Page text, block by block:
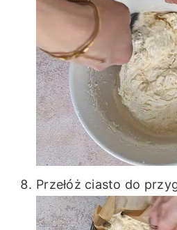
Przełóż ciasto do